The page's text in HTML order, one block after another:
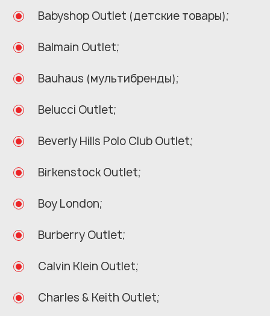
Babyshop Outlet (детские товары);
Balmain Outlet;
Bauhaus (мультибренды);
Belucci Outlet;
Beverly Hills Polo Club Outlet;
Birkenstock Outlet;
Boy London;
Burberry Outlet;
Calvin Klein Outlet;
Charles & Keith Outlet;